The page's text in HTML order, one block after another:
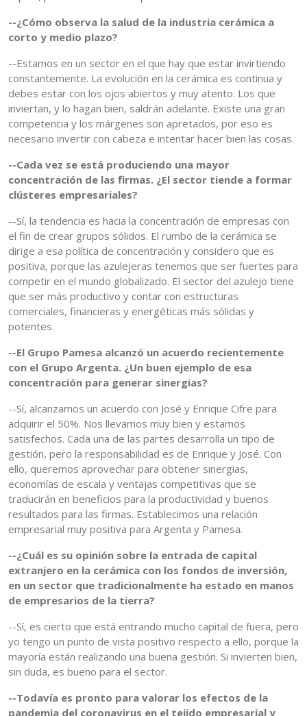
--¿Cómo observa la salud de la industria cerámica a
corto y medio plazo?
--Estamos en un sector en el que hay que estar invirtiendo
constantemente. La evolución en la cerámica es continua y
debes estar con los ojos abiertos y muy atento. Los que
inviertan, y lo hagan bien, saldrán adelante. Existe una gran
competencia y los márgenes son apretados, por eso es
necesario invertir con cabeza e intentar hacer bien las cosas.
--Cada vez se está produciendo una mayor
concentración de las firmas. ¿El sector tiende a formar
clústeres empresariales?
--Sí, la tendencia es hacia la concentración de empresas con
el fin de crear grupos sólidos. El rumbo de la cerámica se
dirige a esa política de concentración y considero que es
positiva, porque las azulejeras tenemos que ser fuertes para
competir en el mundo globalizado. El sector del azulejo tiene
que ser más productivo y contar con estructuras
comerciales, financieras y energéticas más sólidas y
potentes.
--El Grupo Pamesa alcanzó un acuerdo recientemente
con el Grupo Argenta. ¿Un buen ejemplo de esa
concentración para generar sinergias?
--Sí, alcanzamos un acuerdo con José y Enrique Cifre para
adquirir el 50%. Nos llevamos muy bien y estamos
satisfechos. Cada una de las partes desarrolla un tipo de
gestión, pero la responsabilidad es de Enrique y José. Con
ello, queremos aprovechar para obtener sinergias,
economías de escala y ventajas competitivas que se
traducirán en beneficios para la productividad y buenos
resultados para las firmas. Establecimos una relación
empresarial muy positiva para Argenta y Pamesa.
--¿Cuál es su opinión sobre la entrada de capital
extranjero en la cerámica con los fondos de inversión,
en un sector que tradicionalmente ha estado en manos
de empresarios de la tierra?
--Sí, es cierto que está entrando mucho capital de fuera, pero
yo tengo un punto de vista positivo respecto a ello, porque la
mayoría están realizando una buena gestión. Si invierten bien,
sin duda, es bueno para el sector.
--Todavía es pronto para valorar los efectos de la
pandemia del coronavirus en el tejido empresarial y